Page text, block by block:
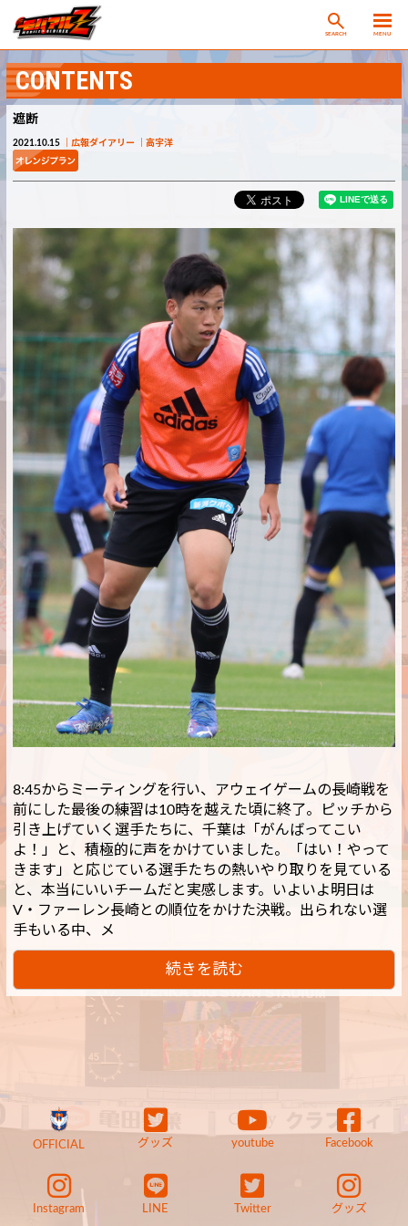
SEARCH MENU
CONTENTS
遮断
2021.10.15 広報ダイアリー 高宇洋
8:45からミーティングを行い、アウェイゲームの長崎戦を
前にした最後の練習は10時を越えた頃に終了。ピッチから
引き上げていく選手たちに、千葉は「がんばってこい
よ！」と、積極的に声をかけていました。「はい！やって
きます」と応じている選手たちの熱いやり取りを見ている
と、本当にいいチームだと実感します。いよいよ明日は
V・ファーレン長崎との順位をかけた決戦。出られない選
手もいる中、メ
続きを読む
OFFICIAL グッズ youtube Facebook
Instagram LINE Twitter グッズ